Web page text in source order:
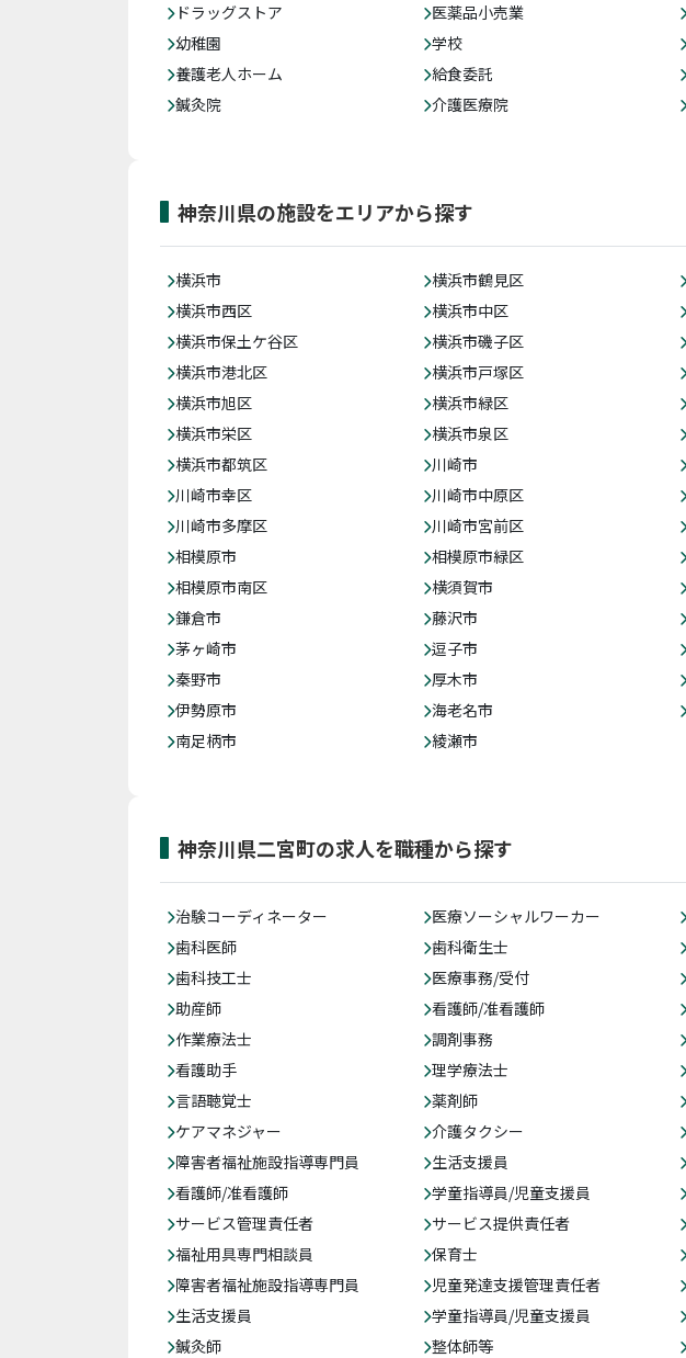
ドラッグストア
医薬品小売業
幼稚園
学校
養護老人ホーム
給食委託
鍼灸院
介護医療院
神奈川県の施設をエリアから探す
横浜市 横浜市鶴見区
横浜市西区
横浜市中区
横浜市保土ケ谷区
横浜市磯子区
横浜市港北区
横浜市戸塚区
横浜市旭区
横浜市緑区
横浜市栄区
横浜市泉区
横浜市都筑区
川崎市
川崎市幸区
川崎市中原区
川崎市多摩区
川崎市宮前区
相模原市
相模原市緑区
相模原市南区
横須賀市
鎌倉市
藤沢市
茅ヶ崎市
逗子市
秦野市
厚木市
伊勢原市
海老名市
南足柄市
綾瀬市
神奈川県二宮町の求人を職種から探す
治験コーディネーター 医療ソーシャルワーカー
歯科医師
歯科衛生士
歯科技工士
医療事務/受付
助産師
看護師/准看護師
作業療法士
調剤事務
看護助手
理学療法士
言語聴覚士
薬剤師
ケアマネジャー
介護タクシー
障害者福祉施設指導専門員
生活支援員
看護師/准看護師
学童指導員/児童支援員
サービス管理責任者
サービス提供責任者
福祉用具専門相談員
保育士
障害者福祉施設指導専門員
児童発達支援管理責任者
生活支援員
学童指導員/児童支援員
鍼灸師
整体師等